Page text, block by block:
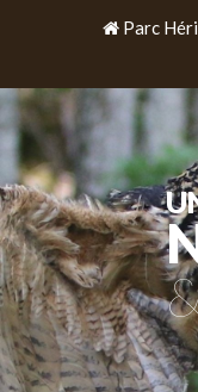
Parc